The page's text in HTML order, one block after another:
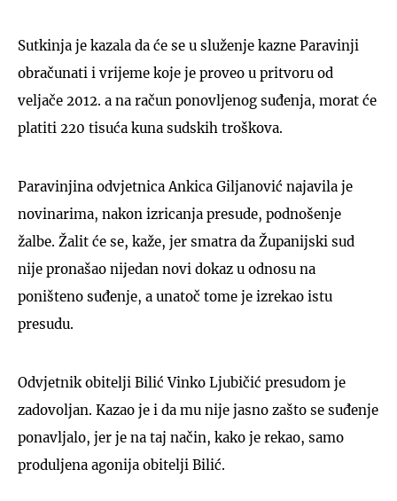
Sutkinja je kazala da će se u služenje kazne Paravinji
obračunati i vrijeme koje je proveo u pritvoru od
veljače 2012. a na račun ponovljenog suđenja, morat će
platiti 220 tisuća kuna sudskih troškova.
Paravinjina odvjetnica Ankica Giljanović najavila je
novinarima, nakon izricanja presude, podnošenje
žalbe. Žalit će se, kaže, jer smatra da Županijski sud
nije pronašao nijedan novi dokaz u odnosu na
poništeno suđenje, a unatoč tome je izrekao istu
presudu.
Odvjetnik obitelji Bilić Vinko Ljubičić presudom je
zadovoljan. Kazao je i da mu nije jasno zašto se suđenje
ponavljalo, jer je na taj način, kako je rekao, samo
produljena agonija obitelji Bilić.